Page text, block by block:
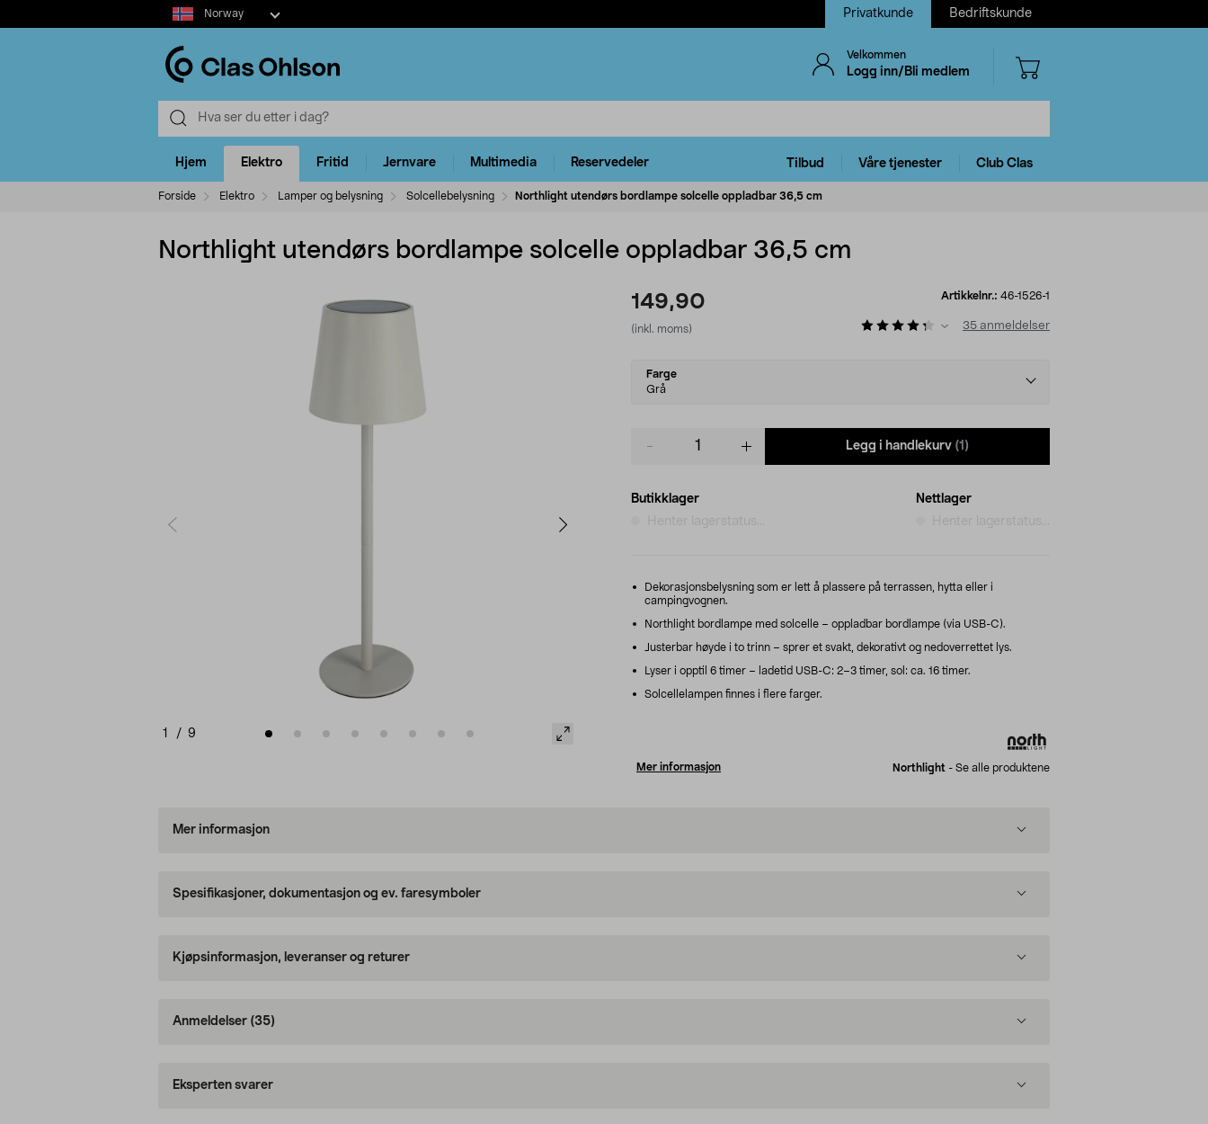
Select
market
Norway Privatkunde Bedriftskunde
Velkommen
Logg inn/Bli medlem
Hjem Elektro Fritid Jernvare Multimedia Reservedeler Tilbud Våre tjenester Club Clas
Forside Elektro Lamper og belysning Solcellebelysning Northlight utendørs bordlampe solcelle oppladbar 36,5 cm
Northlight utendørs bordlampe solcelle oppladbar 36,5 cm
1 / 9
149,90
(inkl. moms)
Artikkelnr.: 46-1526-1
35 anmeldelser
Select
variant
Farge
Grå
Legg i handlekurv (1)
Butikklager
Henter lagerstatus...
Nettlager
Henter lagerstatus...
Dekorasjonsbelysning som er lett å plassere på terrassen, hytta eller i
campingvognen.
Northlight bordlampe med solcelle – oppladbar bordlampe (via USB-C).
Justerbar høyde i to trinn – sprer et svakt, dekorativt og nedoverrettet lys.
Lyser i opptil 6 timer – ladetid USB-C: 2–3 timer, sol: ca. 16 timer.
Solcellelampen finnes i flere farger.
Mer informasjon Northlight - Se alle produktene
Mer informasjon
Spesifikasjoner, dokumentasjon og ev. faresymboler
Kjøpsinformasjon, leveranser og returer
Anmeldelser (35)
Eksperten svarer